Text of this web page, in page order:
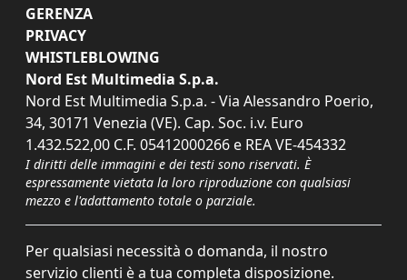
GERENZA
PRIVACY
WHISTLEBLOWING
Nord Est Multimedia S.p.a.
Nord Est Multimedia S.p.a. - Via Alessandro Poerio,
34, 30171 Venezia (VE). Cap. Soc. i.v. Euro
1.432.522,00 C.F. 05412000266 e REA VE-454332
I diritti delle immagini e dei testi sono riservati. È
espressamente vietata la loro riproduzione con qualsiasi
mezzo e l'adattamento totale o parziale.
Per qualsiasi necessità o domanda, il nostro
servizio clienti è a tua completa disposizione.